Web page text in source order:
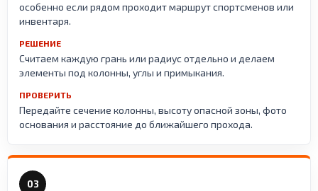
особенно если рядом проходит маршрут спортсменов или
инвентаря.
РЕШЕНИЕ
Считаем каждую грань или радиус отдельно и делаем
элементы под колонны, углы и примыкания.
ПРОВЕРИТЬ
Передайте сечение колонны, высоту опасной зоны, фото
основания и расстояние до ближайшего прохода.
03